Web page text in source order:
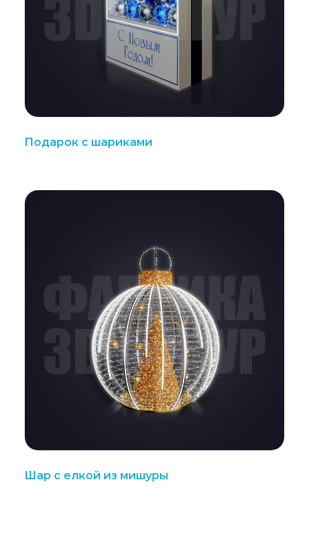
Подарок с шариками
Шар с елкой из мишуры